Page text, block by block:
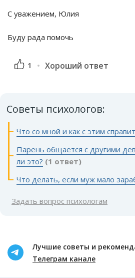
С уважением, Юлия
Буду рада помочь
1 Хороший ответ
Советы психологов:
Что со мной и как с этим
Парень общается с другими
ли это? (1 ответ)
Что делать, если муж мало
Задать вопрос психологам
Лучшие советы и
Телеграм канале